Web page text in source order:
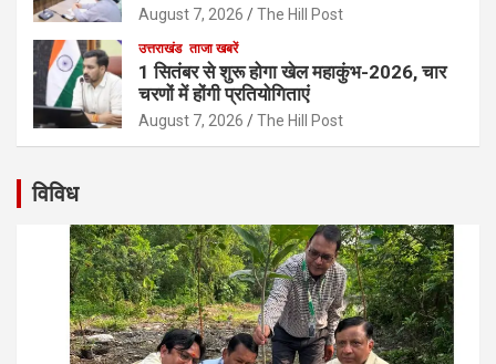
August 7, 2026 The Hill Post
उत्तराखंड ताजा खबरें
1 सितंबर से शुरू होगा खेल महाकुंभ-2026, चार
चरणों में होंगी प्रतियोगिताएं
August 7, 2026 The Hill Post
विविध